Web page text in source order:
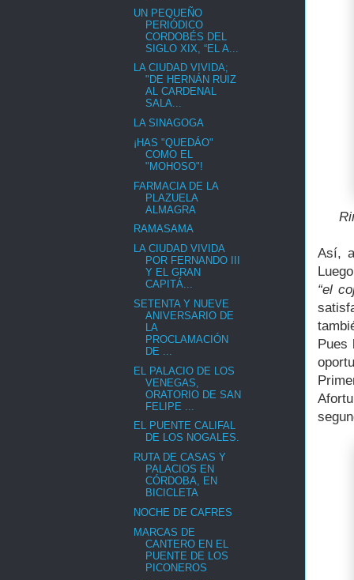
Así,
“el
Pues
UN PEQUEÑO
PERIÓDICO
CORDOBÉS DEL
SIGLO XIX, “EL A...
LA CIUDAD VIVIDA;
"DE HERNÁN RUIZ
AL CARDENAL
SALA...
LA SINAGOGA
¡HAS "QUEDÁO"
COMO EL
"MOHOSO"!
FARMACIA DE LA
PLAZUELA
ALMAGRA
RAMASAMA
LA CIUDAD VIVIDA
POR FERNANDO III
Y EL GRAN
CAPITÁ...
SETENTA Y NUEVE
ANIVERSARIO DE
LA
PROCLAMACIÓN
DE ...
EL PALACIO DE LOS
VENEGAS,
ORATORIO DE SAN
FELIPE ...
EL PUENTE CALIFAL
DE LOS NOGALES.
RUTA DE CASAS Y
PALACIOS EN
CÓRDOBA, EN
BICICLETA
NOCHE DE CAFRES
MARCAS DE
CANTERO EN EL
PUENTE DE LOS
PICONEROS